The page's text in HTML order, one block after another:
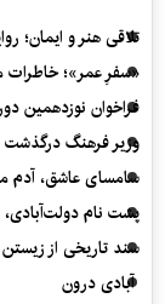
تلاقی هنر و ایمان؛
«سفرِ عمر»؛ خاطرات
فراخوان نوزدهمین
وزیر فرهنگ
سامسای عاشق، آدم
پشت نام
سند تاریخی از
آبادی درون